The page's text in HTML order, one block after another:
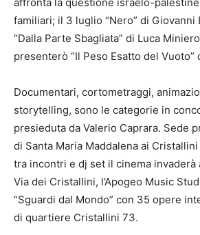
familiari; il 3 luglio “Nero” di
“Dalla Parte Sbagliata” di Luca
presenterò “Il Peso Esatto del
Documentari, cortometraggi,
storytelling, sono le categorie in
presieduta da Valerio Caprara. Sede
di Santa Maria Maddalena ai Cristallini
tra incontri e dj set il cinema invaderà
Via dei Cristallini, l’Apogeo Music
“Sguardi dal Mondo” con 35 opere
di quartiere Cristallini 73.